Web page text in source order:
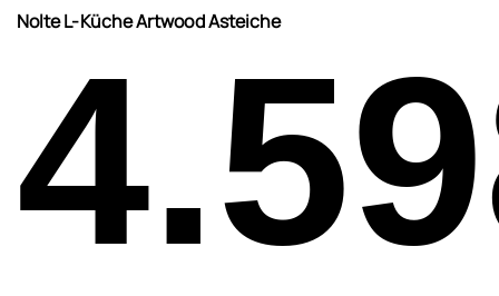
Nolte L-Küche Artwood Asteiche